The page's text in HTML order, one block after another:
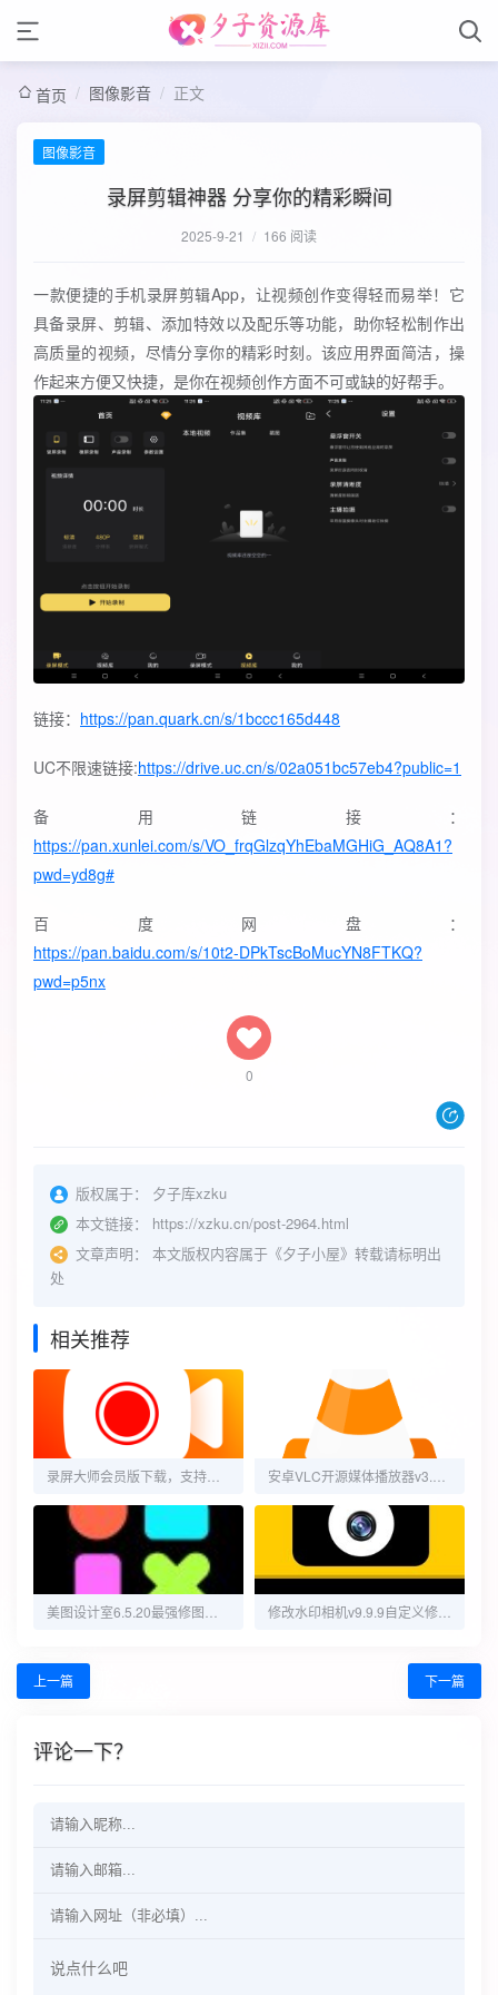
首页 / 图像影音 / 正文
图像影音
录屏剪辑神器 分享你的精彩瞬间
2025-9-21 / 166 阅读
一款便捷的手机录屏剪辑App，让视频创作变得轻而易举！它
具备录屏、剪辑、添加特效以及配乐等功能，助你轻松制作出
高质量的视频，尽情分享你的精彩时刻。该应用界面简洁，操
作起来方便又快捷，是你在视频创作方面不可或缺的好帮手。
链接： https://pan.quark.cn/s/1bccc165d448
UC不限速链接:https://drive.uc.cn/s/02a051bc57eb4?public=1
备用链接：
https://pan.xunlei.com/s/VO_frqGlzqYhEbaMGHiG_AQ8A1?
pwd=yd8g#
百度网盘：
https://pan.baidu.com/s/10t2-DPkTscBoMucYN8FTKQ?
pwd=p5nx
0
版权属于：
夕子库xzku
本文链接：
https://xzku.cn/post-2964.html
文章声明：
本文版权内容属于《夕子小屋》转载请标明出
处
相关推荐
上一篇 下一篇
评论一下？